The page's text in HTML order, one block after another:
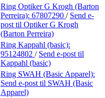
Ring Optiker G Krogh (Barton
Perreira): 67807290 / Send e-
post til Optiker G Krogh
(Barton Perreira)
Ring Kappahl (basic):
95124802 / Send e-post til
Kappahl (basic)
Ring SWAH (Basic Apparel):
Send e-post til SWAH (Basic
Apparel)